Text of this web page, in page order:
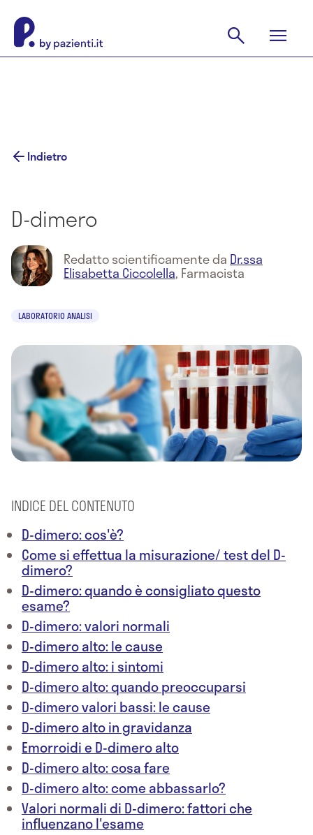
Indietro
D-dimero
Redatto scientificamente da Dr.ssa
Elisabetta Ciccolella, Farmacista
LABORATORIO ANALISI
INDICE DEL CONTENUTO
D-dimero: cos'è?
Come si effettua la misurazione/ test del D-
dimero?
D-dimero: quando è consigliato questo
esame?
D-dimero: valori normali
D-dimero alto: le cause
D-dimero alto: i sintomi
D-dimero alto: quando preoccuparsi
D-dimero valori bassi: le cause
D-dimero alto in gravidanza
Emorroidi e D-dimero alto
D-dimero alto: cosa fare
D-dimero alto: come abbassarlo?
Valori normali di D-dimero: fattori che
influenzano l'esame